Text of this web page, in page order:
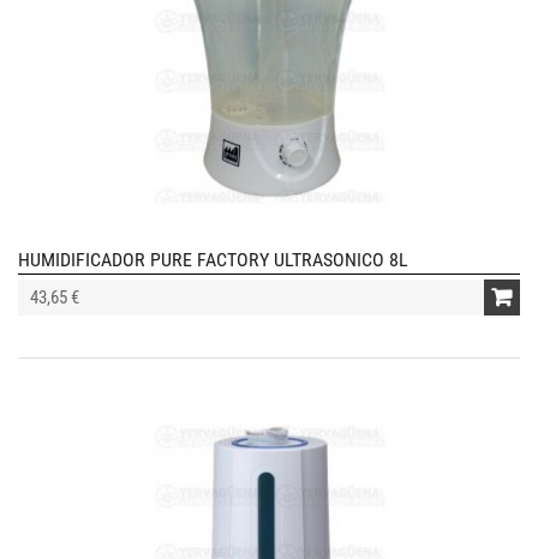
HUMIDIFICADOR PURE FACTORY ULTRASONICO 8L
43,65 €